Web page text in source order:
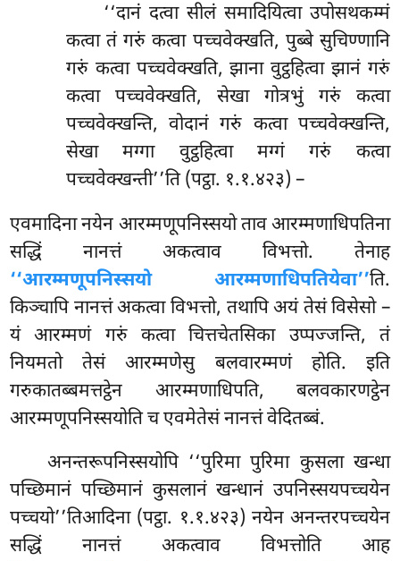
‘‘दानं दत्वा सीलं समादियित्वा उपोसथकम्मं
कत्वा तं गरुं कत्वा पच्चवेक्खति, पुब्बे सुचिण्णानि
गरुं कत्वा पच्चवेक्खति, झाना वुट्ठहित्वा झानं गरुं
कत्वा पच्चवेक्खति, सेखा गोत्रभुं गरुं कत्वा
पच्चवेक्खन्ति, वोदानं गरुं कत्वा पच्चवेक्खन्ति,
सेखा मग्गा वुट्ठहित्वा मग्गं गरुं कत्वा
पच्चवेक्खन्ती’’ति (पट्ठा. १.१.४२३) –
एवमादिना नयेन आरम्मणूपनिस्सयो ताव आरम्मणाधिपतिना
सद्धिं नानत्तं अकत्वाव विभत्तो. तेनाह
‘‘आरम्मणूपनिस्सयो आरम्मणाधिपतियेवा’’ति.
किञ्चापि नानत्तं अकत्वा विभत्तो, तथापि अयं तेसं विसेसो –
यं आरम्मणं गरुं कत्वा चित्तचेतसिका उप्पज्जन्ति, तं
नियमतो तेसं आरम्मणेसु बलवारम्मणं होति. इति
गरुकातब्बमत्तट्ठेन आरम्मणाधिपति, बलवकारणट्ठेन
आरम्मणूपनिस्सयोति च एवमेतेसं नानत्तं वेदितब्बं.
अनन्तरूपनिस्सयोपि ‘‘पुरिमा पुरिमा कुसला खन्धा
पच्छिमानं पच्छिमानं कुसलानं खन्धानं उपनिस्सयपच्चयेन
पच्चयो’’तिआदिना (पट्ठा. १.१.४२३) नयेन अनन्तरपच्चयेन
सद्धिं नानत्तं अकत्वाव विभत्तोति आह